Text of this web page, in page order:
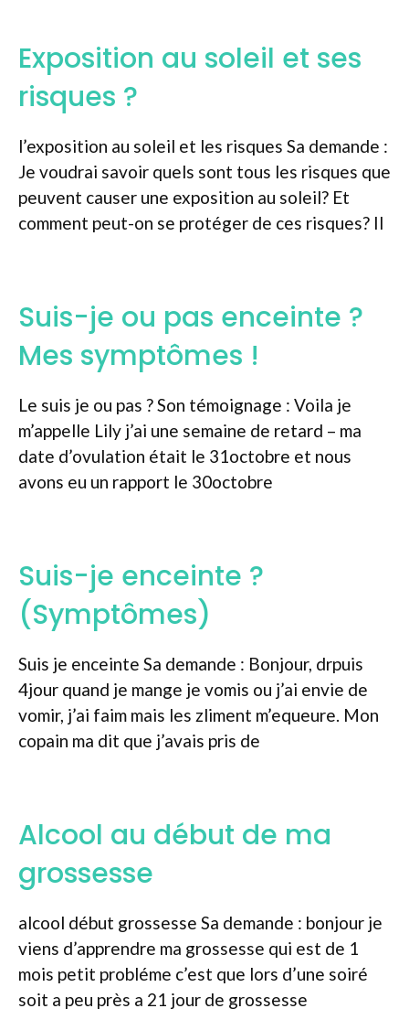
Exposition au soleil et ses
risques ?
l’exposition au soleil et les risques Sa demande :
Je voudrai savoir quels sont tous les risques que
peuvent causer une exposition au soleil? Et
comment peut-on se protéger de ces risques? Il
Suis-je ou pas enceinte ?
Mes symptômes !
Le suis je ou pas ? Son témoignage : Voila je
m’appelle Lily j’ai une semaine de retard – ma
date d’ovulation était le 31octobre et nous
avons eu un rapport le 30octobre
Suis-je enceinte ?
(Symptômes)
Suis je enceinte Sa demande : Bonjour, drpuis
4jour quand je mange je vomis ou j’ai envie de
vomir, j’ai faim mais les zliment m’equeure. Mon
copain ma dit que j’avais pris de
Alcool au début de ma
grossesse
alcool début grossesse Sa demande : bonjour je
viens d’apprendre ma grossesse qui est de 1
mois petit probléme c’est que lors d’une soiré
soit a peu près a 21 jour de grossesse